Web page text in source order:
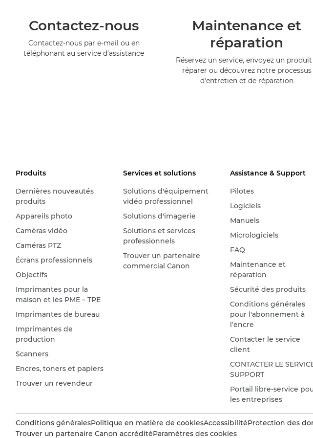
Contactez-nous
Contactez-nous par e-mail ou en
téléphonant au service d'assistance
Maintenance et
réparation
Réservez un service, envoyez un produit
réparer ou découvrez notre processus
d'entretien et de réparation
Produits
Dernières nouveautés
produits
Appareils photo
Caméras vidéo
Caméras PTZ
Écrans professionnels
Objectifs
Imprimantes pour la
maison et les PME – TPE
Imprimantes de bureau
Imprimantes de
production
Scanners
Encres, toners et papiers
Trouver un revendeur
Services et solutions
Solutions d'équipement
vidéo professionnel
Solutions d'imagerie
Solutions et services
professionnels
Trouver un partenaire
commercial Canon
Assistance & Support
Pilotes
Logiciels
Manuels
Micrologiciels
FAQ
Maintenance et
réparation
Sécurité des produits
Conditions générales
pour l'abonnement à
l’encre
Contacter le service
client
CONTACTER LE
SUPPORT
Portail libre-service
les entreprises
Conditions généralesPolitique en matière de cookiesAccessibilitéProtection des
Trouver un partenaire Canon accréditéParamètres des cookies